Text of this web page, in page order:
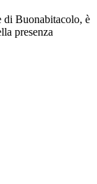
di Buonabitacolo, è
presenza